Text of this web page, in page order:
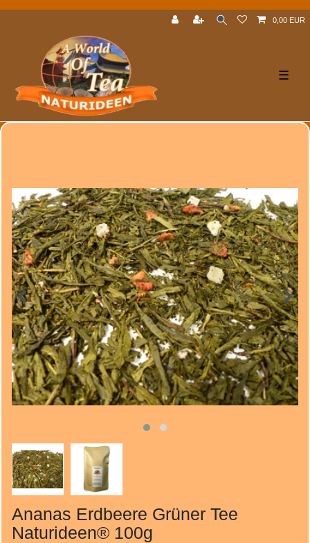
0,00 EUR
☰
Ananas Erdbeere Grüner Tee
Naturideen® 100g